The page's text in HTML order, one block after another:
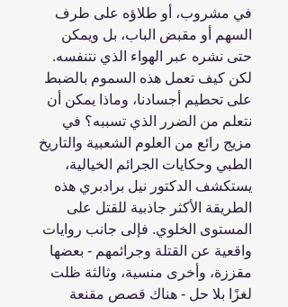
في مشروب، أو طلاؤه على طرف
السهم أو مقبض الباب، بل ويمكن
حتى نشره عبر الهواء الذي نتنفسه.
لكن كيف تعمل هذه السموم بالضبط
على تحطيم أجسادنا، وماذا يمكن أن
نتعلم من الضرر الذي تسببه؟ في
مزيج رائع من العلوم الشعبية والتاريخ
الطبي وحكايات الجرائم الخيالية،
يستكشف الدكتور نيل برادبري هذه
الطريقة الأكثر جاذبية للقتل على
المستوى الخلوي. فإلى جانب روايات
واقعية عن القتلة وجرائمهم - بعضها
مقززة، وأخرى منسية، وثالثة ظلت
لغزًا بلا حل - هناك قصص مقنعة